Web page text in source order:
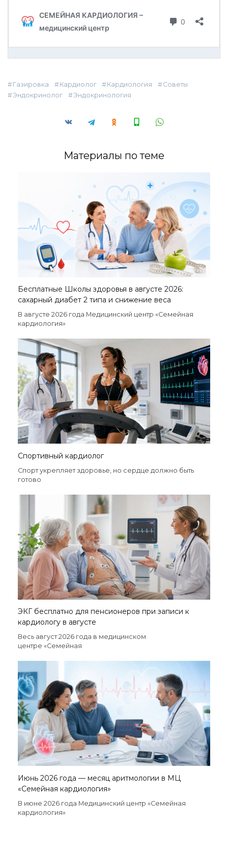
Газировка Кардиолог Кардиология
Советы
Эндокринолог
Эндокринология
Материалы по теме
Бесплатные Школы здоровья в августе 2026:
сахарный диабет 2 типа и снижение веса
В августе 2026 года Медицинский центр «Семейная
кардиология»
Спортивный кардиолог
Спорт укрепляет здоровье, но сердце должно быть
готово
ЭКГ бесплатно для пенсионеров при записи к
кардиологу в августе
Весь август 2026 года в медицинском
центре «Семейная
Июнь 2026 года — месяц аритмологии в МЦ
«Семейная кардиология»
В июне 2026 года Медицинский центр «Семейная
кардиология»